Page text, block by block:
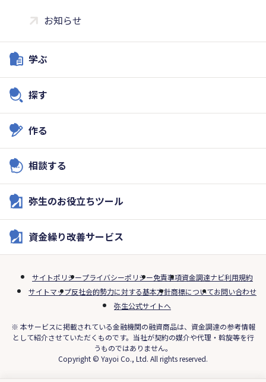
お知らせ
学ぶ
探す
作る
相談する
弥生のお役立ちツール
資金繰り改善サービス
サイトポリシープライバシーポリシー免責事項資金調達ナビ利用規約
サイトマップ反社会的勢力に対する基本方針商標についてお問い合わせ
弥生公式サイトへ
※ 本サービスに掲載されている金融機関の融資商品は、資金調達の参考情報
として紹介させていただくものです。当社が契約の媒介や代理・斡旋等を行
うものではありません。
Copyright © Yayoi Co., Ltd. All rights reserved.